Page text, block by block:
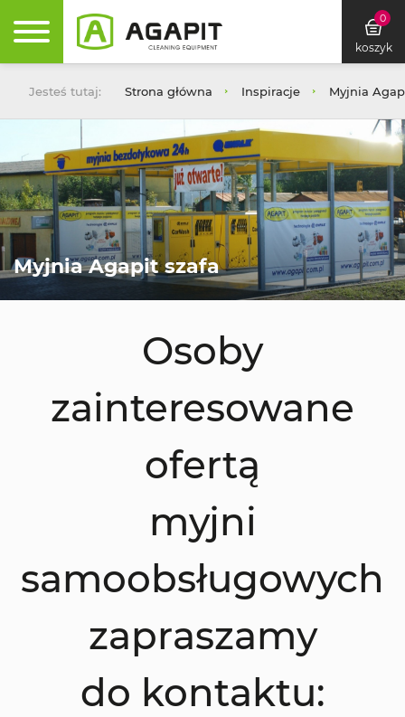
0
koszyk
Jesteś tutaj: Strona główna Inspiracje Myjnia
Myjnia Agapit szafa
Osoby
zainteresowane
ofertą
myjni
samoobsługowych
zapraszamy
do kontaktu: